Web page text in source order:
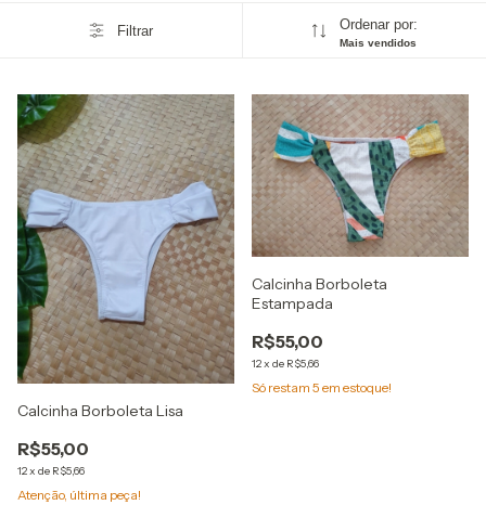
Filtrar Ordenar por:
Mais vendidos
Calcinha Borboleta Lisa
R$55,00
12x de R$5,66
Atenção, última peça!
Calcinha Borboleta
Estampada
R$55,00
12x de R$5,66
Só restam 5 em estoque!